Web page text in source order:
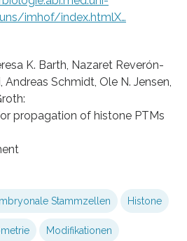
imhof/index.htmlX…
K. Barth, Nazaret Reverón-
Schmidt, Ole N. Jensen,
propagation of histone PTMs
Stammzellen Histone
Modifikationen